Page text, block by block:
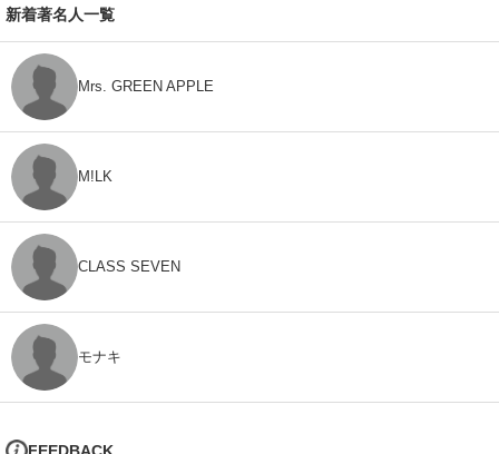
新着著名人一覧
Mrs. GREEN APPLE
M!LK
CLASS SEVEN
モナキ